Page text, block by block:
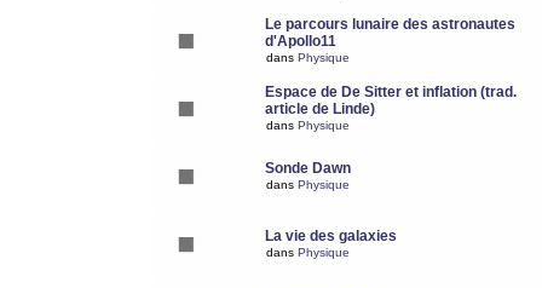
Le parcours lunaire des astronautes
d'Apollo11
dans Physique
Espace de De Sitter et inflation (trad.
article de Linde)
dans Physique
Sonde Dawn
dans Physique
La vie des galaxies
dans Physique